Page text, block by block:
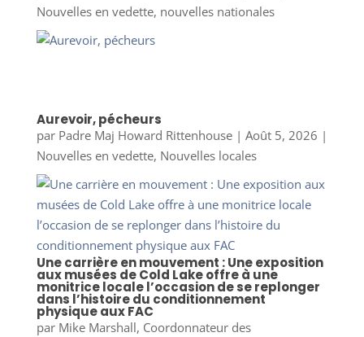
Nouvelles en vedette, nouvelles nationales
Aurevoir, pécheurs
par Padre Maj Howard Rittenhouse| Août 5, 2026 |
Nouvelles en vedette, Nouvelles locales
Une carrière en mouvement : Une exposition
aux musées de Cold Lake offre à une
monitrice locale l’occasion de se replonger
dans l’histoire du conditionnement
physique aux FAC
par Mike Marshall, Coordonnateur des